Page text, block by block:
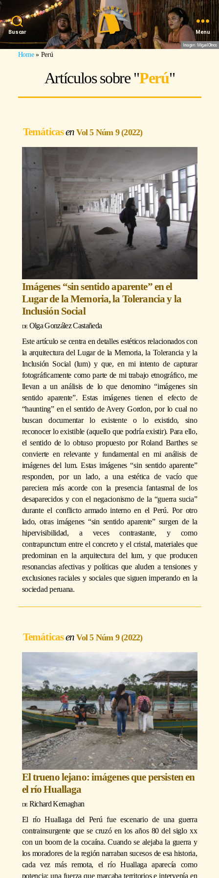
Buscar Menu
Imagen: Miguel Olmos
Home» Perú
Artículos sobre "Perú"
Temáticas Vol 5 Núm 9 (2022)
Imágenes “sin sentido aparente” en el
Lugar de la Memoria, la Tolerancia y la
Inclusión Social
Olga González Castañeda
Este artículo se centra en detalles estéticos relacionados con
la arquitectura del Lugar de la Memoria, la Tolerancia y la
Inclusión Social (lum) y que, en mi intento de capturar
fotográficamente como parte de mi trabajo etnográfico, me
llevan a un análisis de lo que denomino “imágenes sin
sentido aparente”. Estas imágenes tienen el efecto de
“haunting” en el sentido de Avery Gordon, por lo cual no
buscan documentar lo existente o lo existido, sino
reconocer lo existible (aquello que podría existir). Para ello,
el sentido de lo obtuso propuesto por Roland Barthes se
convierte en relevante y fundamental en mi análisis de
imágenes del lum. Estas imágenes “sin sentido aparente”
responden, por un lado, a una estética de vacío que
pareciera más acorde con la presencia fantasmal de los
desaparecidos y con el negacionismo de la “guerra sucia”
durante el conflicto armado interno en el Perú. Por otro
lado, otras imágenes “sin sentido aparente” surgen de la
hipervisibilidad, a veces contrastante, y como
contrapunctum entre el concreto y el cristal, materiales que
predominan en la arquitectura del lum, y que producen
resonancias afectivas y políticas que aluden a tensiones y
exclusiones raciales y sociales que siguen imperando en la
sociedad peruana.
Temáticas Vol 5 Núm 9 (2022)
El trueno lejano: imágenes que persisten en
el río Huallaga
Richard Kernaghan
El río Huallaga del Perú fue escenario de una guerra
contrainsurgente que se cruzó en los años 80 del siglo xx
con un boom de la cocaína. Cuando se alejaba la guerra y
los moradores de la región narraban sucesos de esa historia,
cada vez más remota, el río Huallaga aparecía como
potencia: una fuerza que marcaba territorios e intervenía en